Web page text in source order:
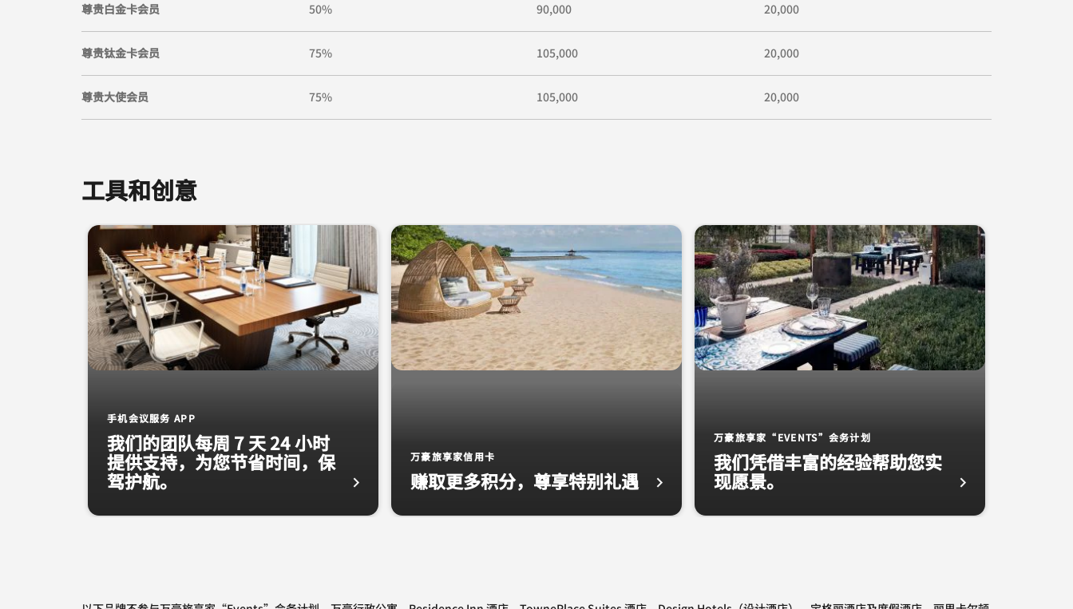
尊贵白金卡会员 50% 90,000 20,000
尊贵钛金卡会员 75% 105,000 20,000
尊贵大使会员 75% 105,000 20,000
工具和创意
跳过 工具和创意 轮播 使用 3 张卡。
手机会议服务 APP
我们的团队每周 7 天 24 小时
提供支持，为您节省时间，保
驾护航。
万豪旅享家信用卡
赚取更多积分，尊享特别礼遇
万豪旅享家“EVENTS”会务计划
我们凭借丰富的经验帮助您实
现愿景。